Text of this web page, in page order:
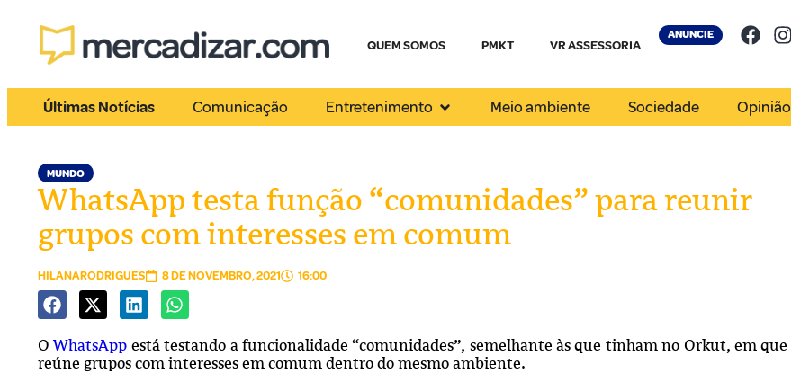
QUEM SOMOS PMKT VR ASSESSORIA
ANUNCIE
Últimas Notícias Comunicação Entretenimento Meio ambiente Sociedade Opinião
MUNDO
WhatsApp testa função “comunidades” para reunir
grupos com interesses em comum
HILANARODRIGUES 8 DE NOVEMBRO, 2021 16:00
OWhatsApp está testando a funcionalidade “comunidades”, semelhante às que tinham no Orkut, em que
reúne grupos com interesses em comum dentro do mesmo ambiente.